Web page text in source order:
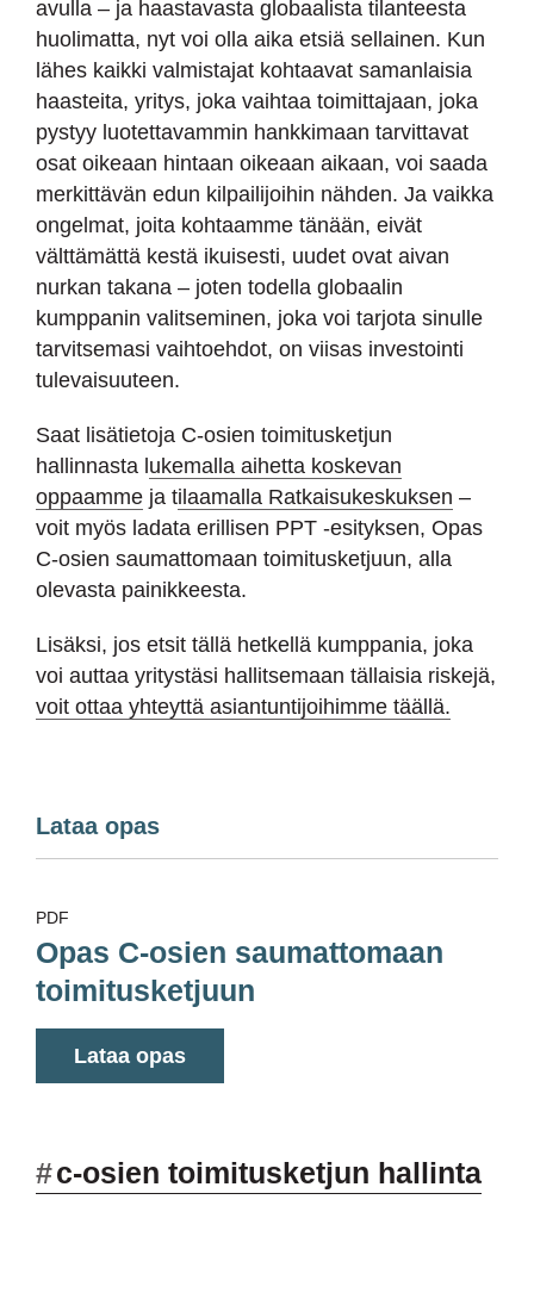
avulla – ja haastavasta globaalista tilanteesta
huolimatta, nyt voi olla aika etsiä sellainen. Kun
lähes kaikki valmistajat kohtaavat samanlaisia
haasteita, yritys, joka vaihtaa toimittajaan, joka
pystyy luotettavammin hankkimaan tarvittavat
osat oikeaan hintaan oikeaan aikaan, voi saada
merkittävän edun kilpailijoihin nähden. Ja vaikka
ongelmat, joita kohtaamme tänään, eivät
välttämättä kestä ikuisesti, uudet ovat aivan
nurkan takana – joten todella globaalin
kumppanin valitseminen, joka voi tarjota sinulle
tarvitsemasi vaihtoehdot, on viisas investointi
tulevaisuuteen.
Saat lisätietoja C-osien toimitusketjun
hallinnasta lukemalla aihetta koskevan
oppaamme ja tilaamalla Ratkaisukeskuksen –
voit myös ladata erillisen PPT -esityksen, Opas
C-osien saumattomaan toimitusketjuun, alla
olevasta painikkeesta.
Lisäksi, jos etsit tällä hetkellä kumppania, joka
voi auttaa yritystäsi hallitsemaan tällaisia riskejä,
voit ottaa yhteyttä asiantuntijoihimme täällä.
Lataa opas
PDF
Opas C-osien saumattomaan
toimitusketjuun
Lataa opas
#c-osien toimitusketjun hallinta